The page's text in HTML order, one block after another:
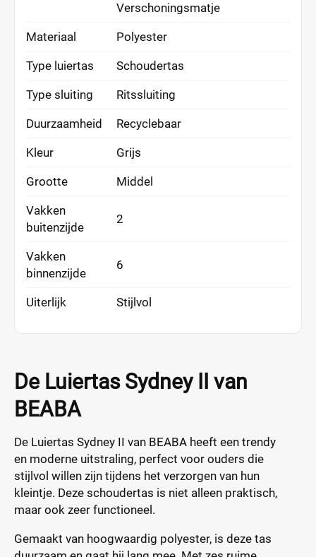
Verschoningsmatje
Materiaal Polyester
Type luiertas Schoudertas
Type sluiting Ritssluiting
Duurzaamheid Recyclebaar
Kleur Grijs
Grootte Middel
Vakken
buitenzijde
2
Vakken
binnenzijde
6
Uiterlijk Stijlvol
De Luiertas Sydney II van
BEABA
De Luiertas Sydney II van BEABA heeft een trendy
en moderne uitstraling, perfect voor ouders die
stijlvol willen zijn tijdens het verzorgen van hun
kleintje. Deze schoudertas is niet alleen praktisch,
maar ook zeer functioneel.
Gemaakt van hoogwaardig polyester, is deze tas